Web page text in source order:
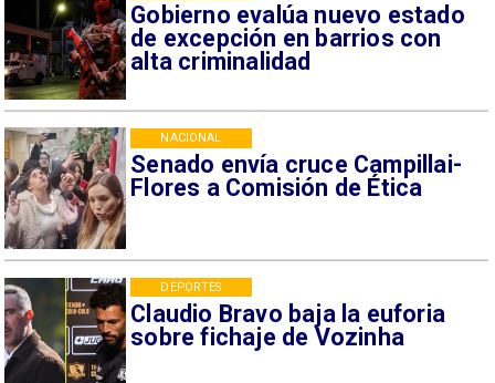
Gobierno evalúa nuevo estado
de excepción en barrios con
alta criminalidad
Senado envía cruce Campillai-
Flores a Comisión de Ética
NACIONAL
Claudio Bravo baja la euforia
sobre fichaje de Vozinha
DEPORTES